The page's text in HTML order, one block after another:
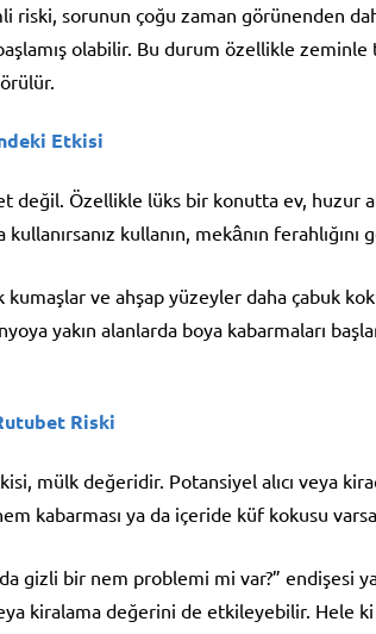
sorunun çoğu zaman görünenden
olabilir. Bu durum özellikle
Etkisi
Özellikle lüks bir konutta ev, huzur
kullanın, mekânın ferahlığını
ve ahşap yüzeyler daha çabuk
yakın alanlarda boya kabarmaları
Riski
mülk değeridir. Potansiyel alıcı veya
kabarması ya da içeride küf kokusu
gizli bir nem problemi mi var?” endişesi
kiralama değerini de etkileyebilir. Hele